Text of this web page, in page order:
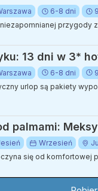
6-8 dni
przygody z
13 dni w 3*
6-8 dni
urlop są pakiety
palmami:
Wrzesień
się od